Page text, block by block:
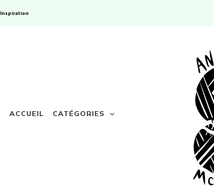
Inspiration
ACCUEIL CATÉGORIES